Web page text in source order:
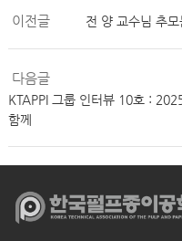
이전글 전 양 교수님 추모
다음글
KTAPPI 그룹 인터뷰 10호 :
함께